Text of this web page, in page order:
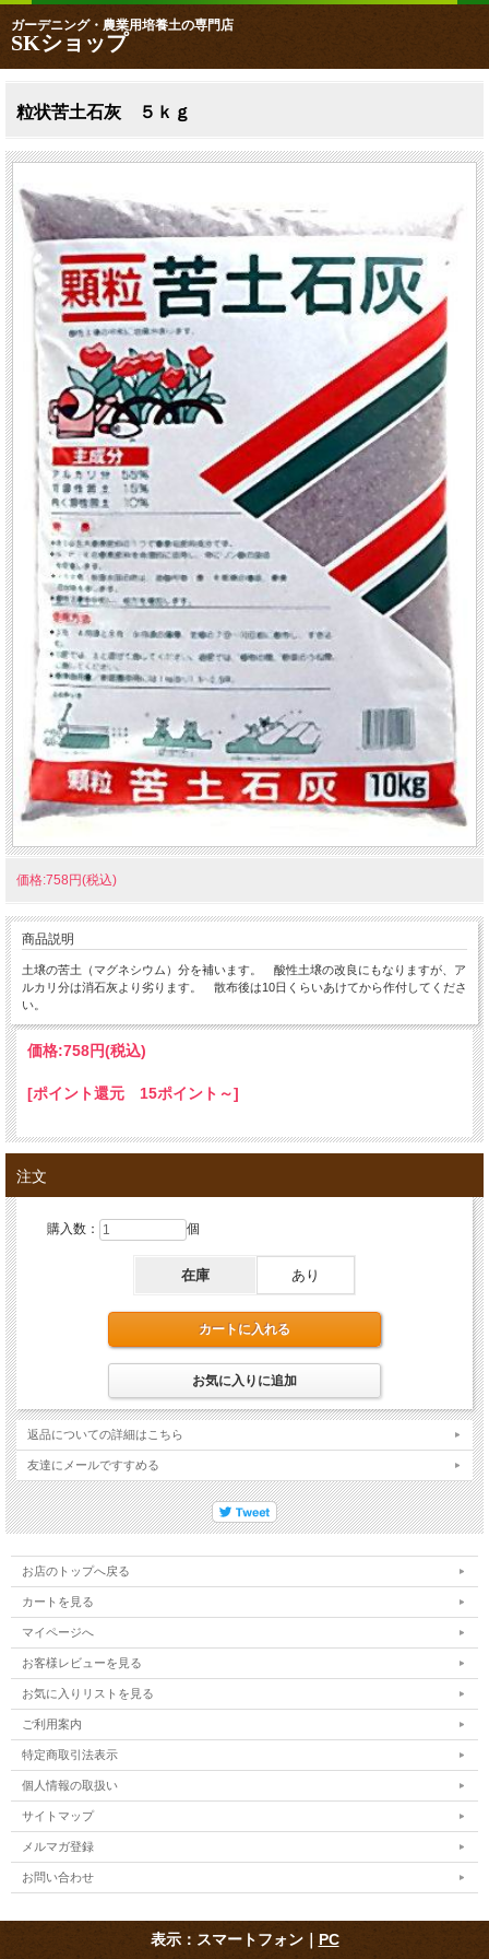
ガーデニング・農業用培養土の専門店
SKショップ
粒状苦土石灰 ５ｋｇ
価格:758円(税込)
商品説明
土壌の苦土（マグネシウム）分を補います。 酸性土壌の改良にもなりますが、ア
ルカリ分は消石灰より劣ります。 散布後は10日くらいあけてから作付してくださ
い。
価格:758円(税込)
[ポイント還元 15ポイント～]
注文
購入数： 個
在庫 あり
返品についての詳細はこちら
友達にメールですすめる
お店のトップへ戻る
カートを見る
マイページへ
お客様レビューを見る
お気に入りリストを見る
ご利用案内
特定商取引法表示
個人情報の取扱い
サイトマップ
メルマガ登録
お問い合わせ
表示：スマートフォン｜ PC